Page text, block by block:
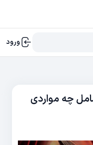
ورود
چه مواردی